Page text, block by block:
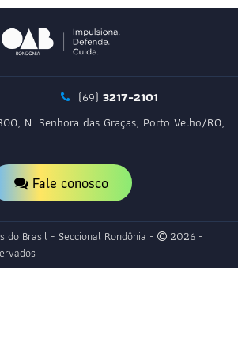
Digital e Crimes de Alta Tecnologia
Processual
Jurídico
(69) 3217-2101
N. Senhora das Graças, Porto Velho/RO,
Fale conosco
do Brasil - Seccional Rondônia -
2026 -